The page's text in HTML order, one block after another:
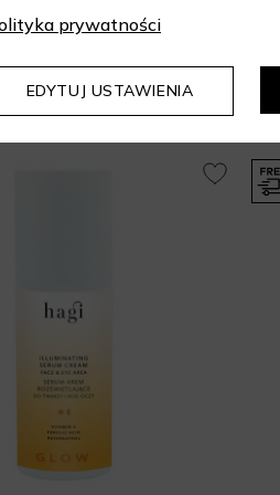
Mogą Cię
prywatności
EDYTUJ USTAWIENIA